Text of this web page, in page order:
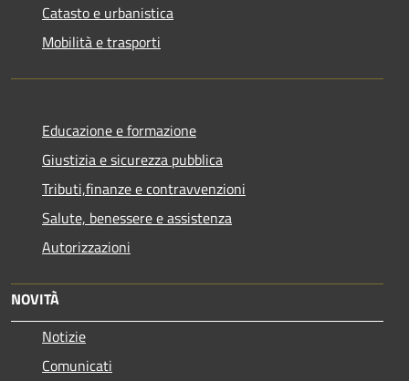
Catasto e urbanistica
Mobilità e trasporti
Educazione e formazione
Giustizia e sicurezza pubblica
Tributi,finanze e contravvenzioni
Salute, benessere e assistenza
Autorizzazioni
NOVITÀ
Notizie
Comunicati